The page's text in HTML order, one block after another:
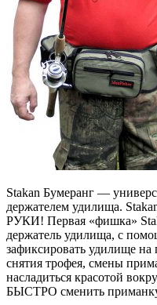
Stakan Бумеранг —
держателем удилища.
РУКИ! Первая «фишка»
держатель удилища, с
зафиксировать удилище на
снятия трофея, смены
насладиться красотой
БЫСТРО сменить